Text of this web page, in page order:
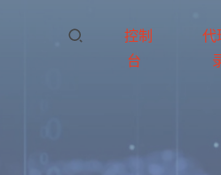
控制
台
代